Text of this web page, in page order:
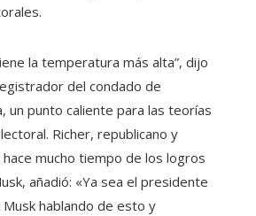
la temperatura más alta”, dijo
del condado de
un punto caliente para las teorías
Richer, republicano y
mucho tiempo de los logros
añadió: «Ya sea el presidente
hablando de esto y